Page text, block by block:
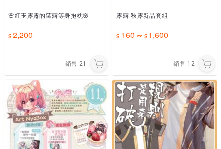
🌸紅玉露露的蘿露等身抱枕🌸
2,200
銷售 21
露露 秋露新品套組
160 ~ 1,600
銷售 12